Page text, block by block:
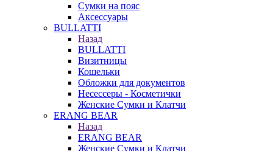
Сумки на пояс
Аксессуары
BULLATTI
Назад
BULLATTI
Визитницы
Кошельки
Обложки для документов
Несессеры - Косметички
Женские Сумки и Клатчи
ERANG BEAR
Назад
ERANG BEAR
Женские Сумки и Клатчи